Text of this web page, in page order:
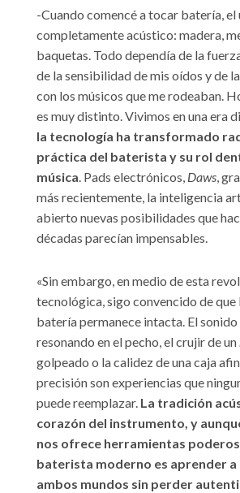
-Cuando comencé a tocar batería, el
completamente acústico: madera,
baquetas. Todo dependía de la
de la sensibilidad de mis oídos y de
con los músicos que me rodeaban.
es muy distinto. Vivimos en una era
la tecnología ha transformado
práctica del baterista y su rol
música. Pads electrónicos, Daws,
más recientemente, la inteligencia
abierto nuevas posibilidades que
décadas parecían impensables.
«Sin embargo, en medio de esta
tecnológica, sigo convencido de que
batería permanece intacta. El
resonando en el pecho, el crujir de un
golpeado o la calidez de una caja
precisión son experiencias que
puede reemplazar. La tradición
corazón del instrumento, y
nos ofrece herramientas
baterista moderno es aprender
ambos mundos sin perder